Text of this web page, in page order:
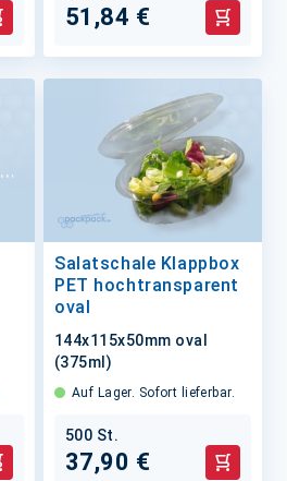
den Warenkorb
51,84 € In den
den Warenkorb
Salatschale Klappbox
PET hochtransparent
oval
144x115x50mm oval
(375ml)
Auf Lager. Sofort lieferbar.
500 St.
37,90 € In den